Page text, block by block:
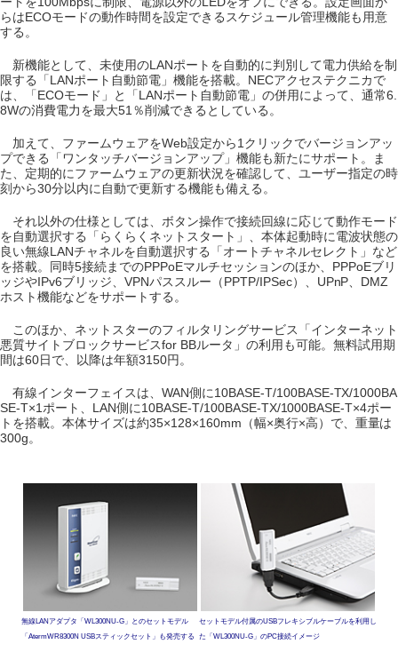
らはECOモードの動作時間を設定できるスケジュール管理機能も用意
する。
新機能として、未使用のLANポートを自動的に判別して電力供給を制
限する「LANポート自動節電」機能を搭載。NECアクセステクニカで
は、「ECOモード」と「LANポート自動節電」の併用によって、通常6.
8Wの消費電力を最大51％削減できるとしている。
加えて、ファームウェアをWeb設定から1クリックでバージョンアッ
プできる「ワンタッチバージョンアップ」機能も新たにサポート。ま
た、定期的にファームウェアの更新状況を確認して、ユーザー指定の時
刻から30分以内に自動で更新する機能も備える。
それ以外の仕様としては、ボタン操作で接続回線に応じて動作モード
を自動選択する「らくらくネットスタート」、本体起動時に電波状態の
良い無線LANチャネルを自動選択する「オートチャネルセレクト」など
を搭載。同時5接続までのPPPoEマルチセッションのほか、PPPoEブリ
ッジやIPv6ブリッジ、VPNパススルー（PPTP/IPSec）、UPnP、DMZ
ホスト機能などをサポートする。
このほか、ネットスターのフィルタリングサービス「インターネット
悪質サイトブロックサービスfor BBルータ」の利用も可能。無料試用期
間は60日で、以降は年額3150円。
有線インターフェイスは、WAN側に10BASE-T/100BASE-TX/1000BA
SE-T×1ポート、LAN側に10BASE-T/100BASE-TX/1000BASE-T×4ポー
トを搭載。本体サイズは約35×128×160mm（幅×奥行×高）で、重量は
300g。
無線LANアダプタ「WL300NU-G」とのセットモデル
「AtermWR8300N USBスティックセット」も発売する
セットモデル付属のUSBフレキシブルケーブルを利用し
た「WL300NU-G」のPC接続イメージ